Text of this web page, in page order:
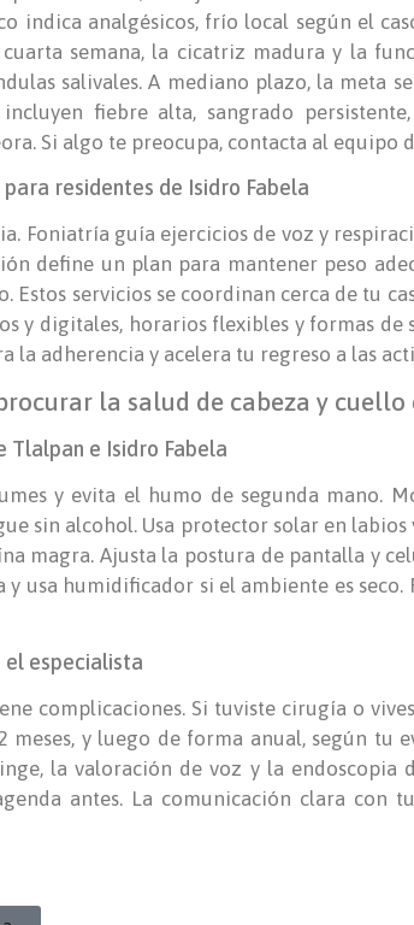
indica analgésicos, frío local según el
semana, la cicatriz madura y la
salivales. A mediano plazo, la meta
fiebre alta, sangrado
Si algo te preocupa, contacta al equipo
residentes de Isidro Fabela
Foniatría guía ejercicios de voz y
define un plan para mantener peso
Estos servicios se coordinan cerca de tu
y digitales, horarios flexibles y formas de
la adherencia y acelera tu regreso a las
la salud de cabeza y
Tlalpan e Isidro Fabela
y evita el humo de segunda mano.
sin alcohol. Usa protector solar en
magra. Ajusta la postura de pantalla y
usa humidificador si el ambiente es
el especialista
complicaciones. Si tuviste cirugía o
meses, y luego de forma anual, según tu
la valoración de voz y la endoscopia
antes. La comunicación clara con